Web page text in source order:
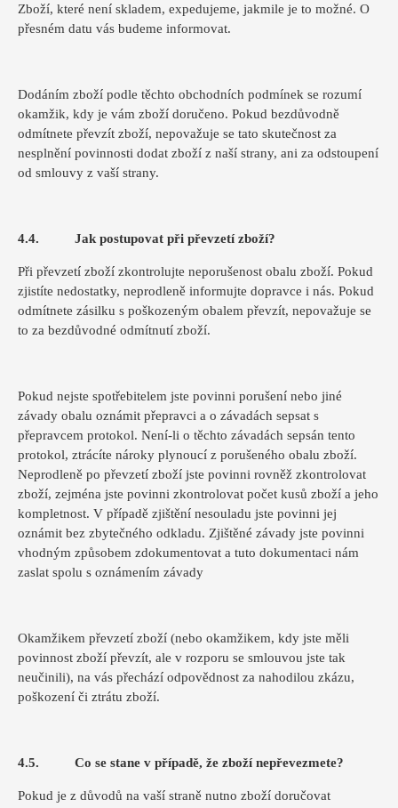
Zboží, které není skladem, expedujeme, jakmile je to možné. O
přesném datu vás budeme informovat.
Dodáním zboží podle těchto obchodních podmínek se rozumí
okamžik, kdy je vám zboží doručeno. Pokud bezdůvodně
odmítnete převzít zboží, nepovažuje se tato skutečnost za
nesplnění povinnosti dodat zboží z naší strany, ani za odstoupení
od smlouvy z vaší strany.
4.4. Jak postupovat při převzetí zboží?
Při převzetí zboží zkontrolujte neporušenost obalu zboží. Pokud
zjistíte nedostatky, neprodleně informujte dopravce i nás. Pokud
odmítnete zásilku s poškozeným obalem převzít, nepovažuje se
to za bezdůvodné odmítnutí zboží.
Pokud nejste spotřebitelem jste povinni porušení nebo jiné
závady obalu oznámit přepravci a o závadách sepsat s
přepravcem protokol. Není-li o těchto závadách sepsán tento
protokol, ztrácíte nároky plynoucí z porušeného obalu zboží.
Neprodleně po převzetí zboží jste povinni rovněž zkontrolovat
zboží, zejména jste povinni zkontrolovat počet kusů zboží a jeho
kompletnost. V případě zjištění nesouladu jste povinni jej
oznámit bez zbytečného odkladu. Zjištěné závady jste povinni
vhodným způsobem zdokumentovat a tuto dokumentaci nám
zaslat spolu s oznámením závady
Okamžikem převzetí zboží (nebo okamžikem, kdy jste měli
povinnost zboží převzít, ale v rozporu se smlouvou jste tak
neučinili), na vás přechází odpovědnost za nahodilou zkázu,
poškození či ztrátu zboží.
4.5. Co se stane v případě, že zboží nepřevezmete?
Pokud je z důvodů na vaší straně nutno zboží doručovat